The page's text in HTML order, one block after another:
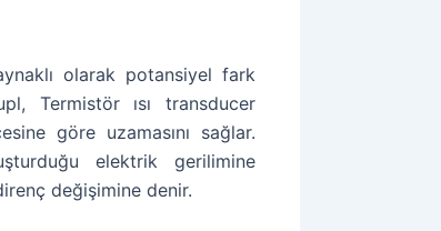
olarak potansiyel fark
Termistör ısı transducer
göre uzamasını sağlar.
elektrik gerilimine
değişimine denir.